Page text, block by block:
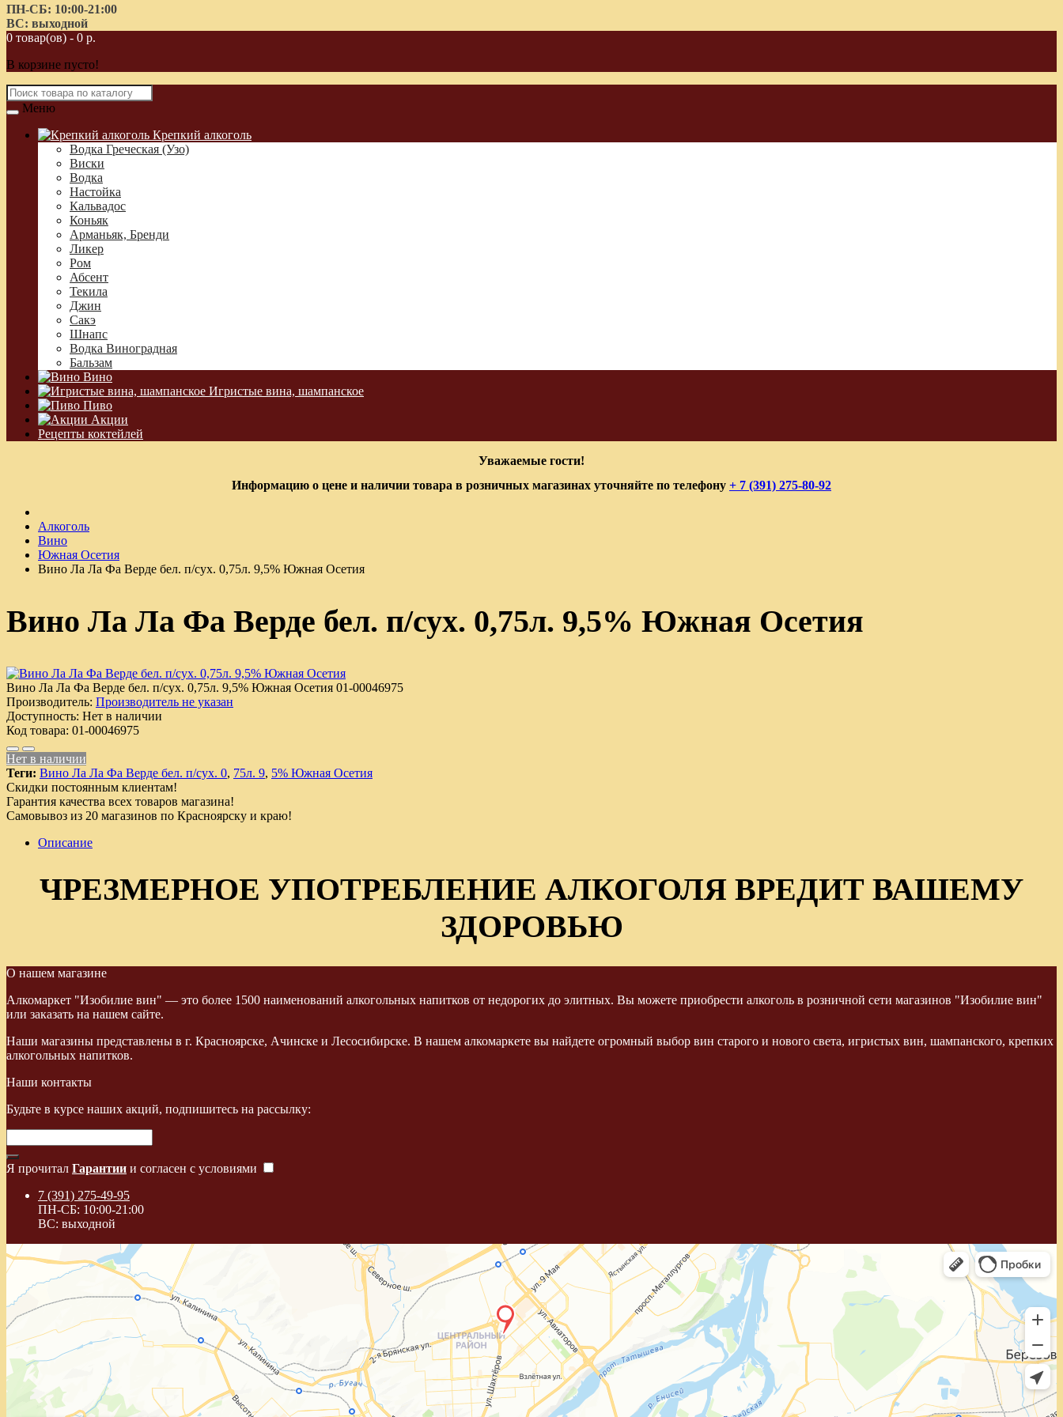
ПН-СБ: 10:00-21:00
ВС: выходной
0 товар(ов) - 0 р.
В корзине пусто!
Меню
Крепкий алкоголь
Водка Греческая (Узо)
Виски
Водка
Настойка
Кальвадос
Коньяк
Арманьяк, Бренди
Ликер
Ром
Абсент
Текила
Джин
Сакэ
Шнапс
Водка Виноградная
Бальзам
Вино
Игристые вина, шампанское
Пиво
Акции
Рецепты коктейлей
Уважаемые гости!
Информацию о цене и наличии товара в розничных магазинах уточняйте по телефону + 7 (391) 275-80-92
Алкоголь
Вино
Южная Осетия
Вино Ла Ла Фа Верде бел. п/сух. 0,75л. 9,5% Южная Осетия
Вино Ла Ла Фа Верде бел. п/сух. 0,75л. 9,5% Южная Осетия
Вино Ла Ла Фа Верде бел. п/сух. 0,75л. 9,5% Южная Осетия 01-00046975
Производитель: Производитель не указан
Доступность: Нет в наличии
Код товара: 01-00046975
Нет в наличии
Теги: Вино Ла Ла Фа Верде бел. п/сух. 0, 75л. 9, 5% Южная Осетия
Скидки постоянным клиентам!
Гарантия качества всех товаров магазина!
Самовывоз из 20 магазинов по Красноярску и краю!
Описание
ЧРЕЗМЕРНОЕ УПОТРЕБЛЕНИЕ АЛКОГОЛЯ ВРЕДИТ ВАШЕМУ
ЗДОРОВЬЮ
О нашем магазине
Алкомаркет "Изобилие вин" — это более 1500 наименований алкогольных напитков от недорогих до элитных. Вы можете приобрести алкоголь в розничной сети магазинов "Изобилие вин"
или заказать на нашем сайте.
Наши магазины представлены в г. Красноярске, Ачинске и Лесосибирске. В нашем алкомаркете вы найдете огромный выбор вин старого и нового света, игристых вин, шампанского, крепких
алкогольных напитков.
Наши контакты
Будьте в курсе наших акций, подпишитесь на рассылку:
Я прочитал Гарантии и согласен с условиями
7 (391) 275-49-95
ПН-СБ: 10:00-21:00
ВС: выходной